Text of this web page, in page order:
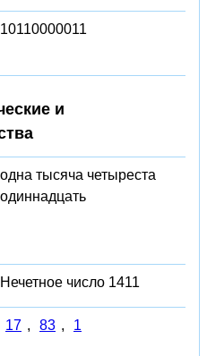
10110000011
и
одна тысяча четыреста
одиннадцать
Нечетное число 1411
17 , 83 , 1